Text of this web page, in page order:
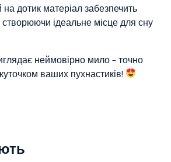
дотик матеріал забезпечить
ідеальне місце для сну
неймовірно мило – точно
ваших пухнастиків!